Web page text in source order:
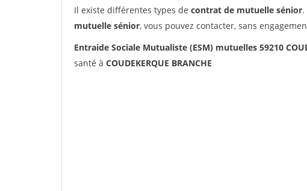
Il existe différentes types de contrat de mutuelle sénior
mutuelle sénior, vous pouvez contacter, sans
Entraide Sociale Mutualiste (ESM) mutuelles 59210
santé à COUDEKERQUE BRANCHE